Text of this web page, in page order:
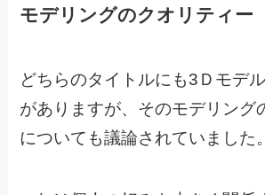
モデリングのクオリティー
どちらのタイトルにも3Ｄモデ
がありますが、 そのモデリング
についても議論されていました。